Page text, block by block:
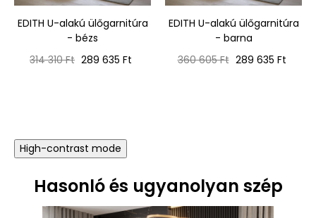
EDITH U-alakú ülőgarnitúra
- bézs
Normál
314 310 Ft Ár
289 635 Ft
EDITH U-alakú ülőgarnitúra
- barna
Normál
360 605 Ft Ár
289 635 Ft
High-contrast mode
Hasonló és ugyanolyan szép